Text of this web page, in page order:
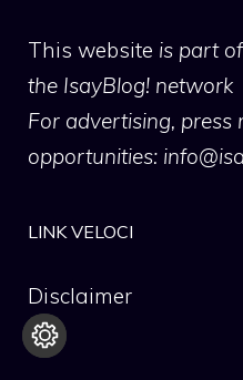
This website is part
the IsayBlog! network
For advertising, press
opportunities:
LINK VELOCI
Disclaimer